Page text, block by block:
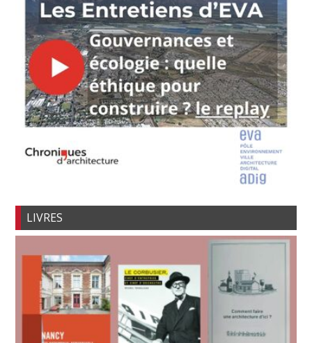
LIVRES